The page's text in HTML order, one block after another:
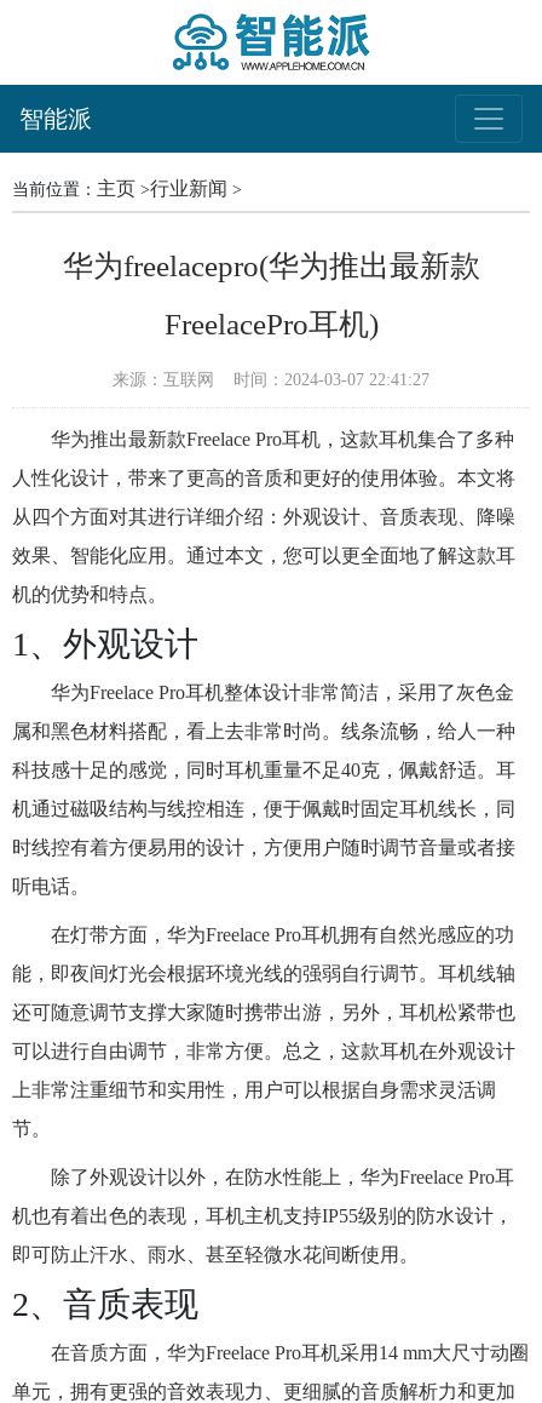
智能派
当前位置： 主页 >行业新闻 >
华为freelacepro(华为推出最新款
FreelacePro耳机)
来源：互联网 时间：2024-03-07 22:41:27
华为推出最新款Freelace Pro耳机，这款耳机集合了多种
人性化设计，带来了更高的音质和更好的使用体验。本文将
从四个方面对其进行详细介绍：外观设计、音质表现、降噪
效果、智能化应用。通过本文，您可以更全面地了解这款耳
机的优势和特点。
1、外观设计
华为Freelace Pro耳机整体设计非常简洁，采用了灰色金
属和黑色材料搭配，看上去非常时尚。线条流畅，给人一种
科技感十足的感觉，同时耳机重量不足40克，佩戴舒适。耳
机通过磁吸结构与线控相连，便于佩戴时固定耳机线长，同
时线控有着方便易用的设计，方便用户随时调节音量或者接
听电话。
在灯带方面，华为Freelace Pro耳机拥有自然光感应的功
能，即夜间灯光会根据环境光线的强弱自行调节。耳机线轴
还可随意调节支撑大家随时携带出游，另外，耳机松紧带也
可以进行自由调节，非常方便。总之，这款耳机在外观设计
上非常注重细节和实用性，用户可以根据自身需求灵活调
节。
除了外观设计以外，在防水性能上，华为Freelace Pro耳
机也有着出色的表现，耳机主机支持IP55级别的防水设计，
即可防止汗水、雨水、甚至轻微水花间断使用。
2、音质表现
在音质方面，华为Freelace Pro耳机采用14 mm大尺寸动圈
单元，拥有更强的音效表现力、更细腻的音质解析力和更加